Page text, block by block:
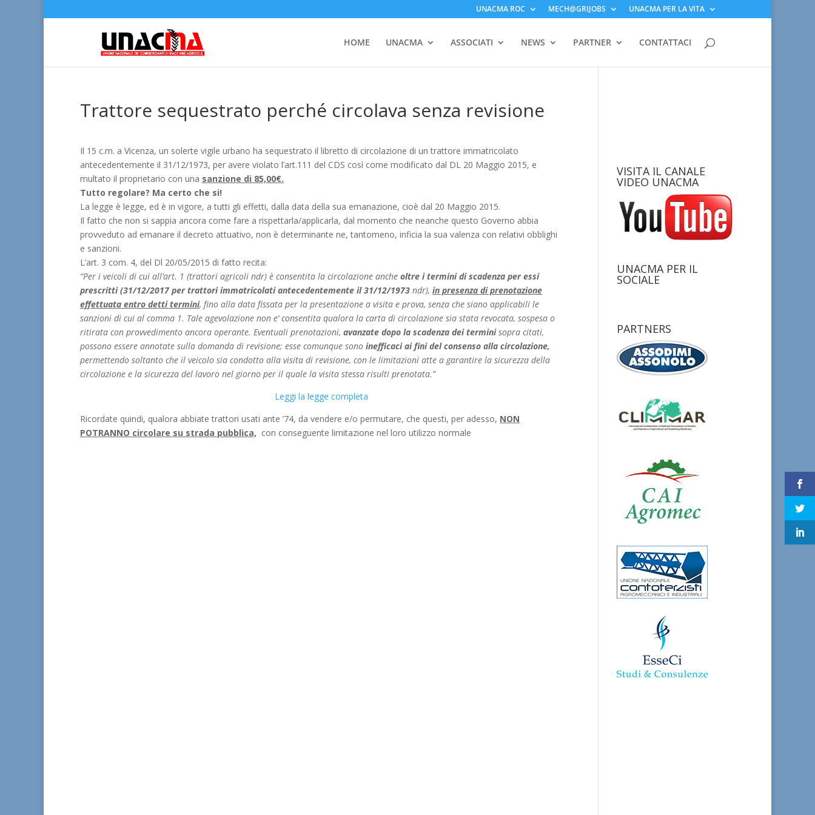
UNACMA ROC MECH@GRIJOBS UNACMA PER LA VITA
HOME UNACMA ASSOCIATI NEWS PARTNER CONTATTACI
Trattore sequestrato perché circolava senza revisione
Il 15 c.m. a Vicenza, un solerte vigile urbano ha sequestrato il libretto di circolazione di un trattore immatricolato
antecedentemente il 31/12/1973, per avere violato l’art.111 del CDS così come modificato dal DL 20 Maggio 2015, e
multato il proprietario con una sanzione di 85,00€.
Tutto regolare? Ma certo che si!
La legge è legge, ed è in vigore, a tutti gli effetti, dalla data della sua emanazione, cioè dal 20 Maggio 2015.
Il fatto che non si sappia ancora come fare a rispettarla/applicarla, dal momento che neanche questo Governo abbia
provveduto ad emanare il decreto attuativo, non è determinante ne, tantomeno, inficia la sua valenza con relativi obblighi
e sanzioni.
L’art. 3 com. 4, del Dl 20/05/2015 di fatto recita:
“Per i veicoli di cui all’art. 1 (trattori agricoli ndr) è consentita la circolazione anche oltre i termini di scadenza per essi
prescritti (31/12/2017 per trattori immatricolati antecedentemente il 31/12/1973 ndr), in presenza di prenotazione
effettuata entro detti termini, fino alla data fissata per la presentazione a visita e prova, senza che siano applicabili le
sanzioni di cui al comma 1. Tale agevolazione non e’ consentita qualora la carta di circolazione sia stata revocata, sospesa o
ritirata con provvedimento ancora operante. Eventuali prenotazioni, avanzate dopo la scadenza dei terminisopra citati,
possono essere annotate sulla domanda di revisione; esse comunque sono inefficaci ai fini del consenso alla circolazione,
permettendo soltanto che il veicolo sia condotto alla visita di revisione, con le limitazioni atte a garantire la sicurezza della
circolazione e la sicurezza del lavoro nel giorno per il quale la visita stessa risulti prenotata.”
Leggi la legge completa
Ricordate quindi, qualora abbiate trattori usati ante ’74, da vendere e/o permutare, che questi, per adesso, NON
POTRANNO circolare su strada pubblica, con conseguente limitazione nel loro utilizzo normale
VISITA IL CANALE
VIDEO UNACMA
UNACMA PER IL
SOCIALE
PARTNERS